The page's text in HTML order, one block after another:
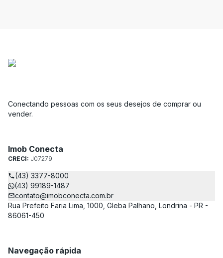
Conectando pessoas com os seus desejos de comprar ou
vender.
Imob Conecta
CRECI: J07279
(43) 3377-8000
(43) 99189-1487
contato@imobconecta.com.br
Rua Prefeito Faria Lima, 1000, Gleba Palhano, Londrina - PR -
86061-450
Navegação rápida